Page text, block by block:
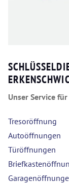
Unser Service
Tresoröffnung
Autoöffnungen
Türöffnungen